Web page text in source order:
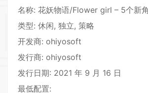
名称: 花妖物语/Flower girl – 5个新
类型: 休闲, 独立, 策略
开发商: ohiyosoft
发行商: ohiyosoft
发行日期: 2021 年 9 月 16 日
最低配置: